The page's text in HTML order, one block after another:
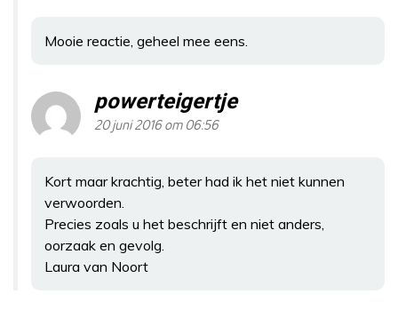
Mooie reactie, geheel mee eens.
powerteigertje
20 juni 2016 om 06:56
Kort maar krachtig, beter had ik het niet kunnen
verwoorden.
Precies zoals u het beschrijft en niet anders,
oorzaak en gevolg.
Laura van Noort